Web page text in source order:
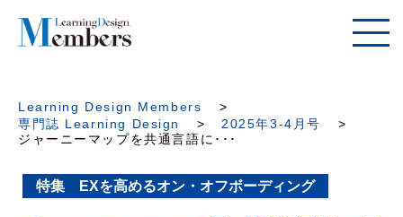
Learning Design Members
専門誌 Learning Design
2025年3-4月号
ジャーニーマップを共通言語に･･･
特集 EXを高めるオン・オフボーディング